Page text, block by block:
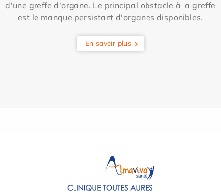
d'une greffe d'organe. Le principal obstacle à la greffe
est le manque persistant d'organes disponibles.
En savoir plus